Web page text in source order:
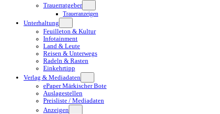
Trauerratgeber
Traueranzeigen
Unterhaltung
Feuilleton & Kultur
Infotainment
Land & Leute
Reisen & Unterwegs
Radeln & Rasten
Einkehrtipp
Verlag & Mediadaten
ePaper Märkischer Bote
Auslagestellen
Preisliste / Mediadaten
Anzeigen